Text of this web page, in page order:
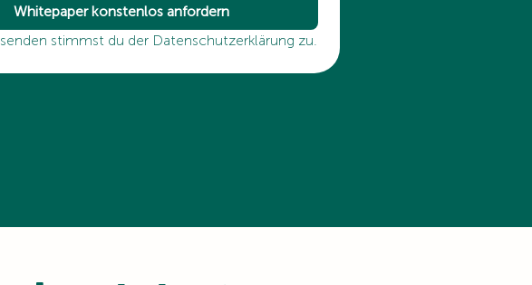
Whitepaper konstenlos anfordern
stimmst du der Datenschutzerklärung zu.